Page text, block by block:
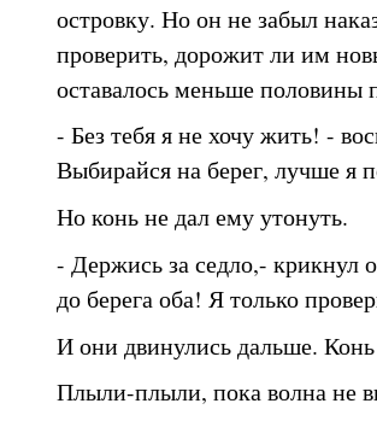
островку. Но он не забыл
проверить, дорожит ли им
оставалось меньше половины
- Без тебя я не хочу жить! -
Выбирайся на берег, лучше я
Но конь не дал ему утонуть.
- Держись за седло,- крикнул
до берега оба! Я только
И они двинулись дальше.
Плыли-плыли, пока волна не